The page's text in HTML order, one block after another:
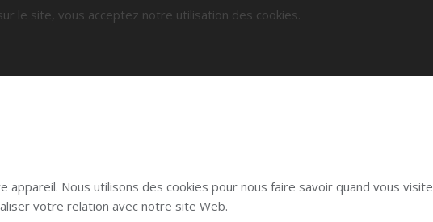
le site, vous acceptez notre utilisation des cookies.
Nous utilisons des cookies pour nous faire savoir quand vous
votre relation avec notre site Web.